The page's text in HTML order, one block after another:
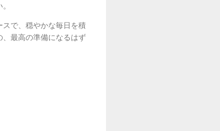
で、穏やかな毎日を積
最高の準備になるはず